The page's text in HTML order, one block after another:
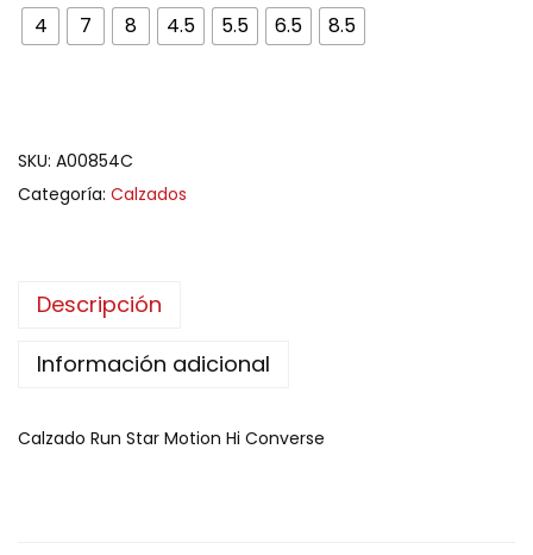
4 7 8 4.5 5.5 6.5 8.5
SKU: A00854C
Categoría: Calzados
Descripción
Información adicional
Calzado Run Star Motion Hi Converse